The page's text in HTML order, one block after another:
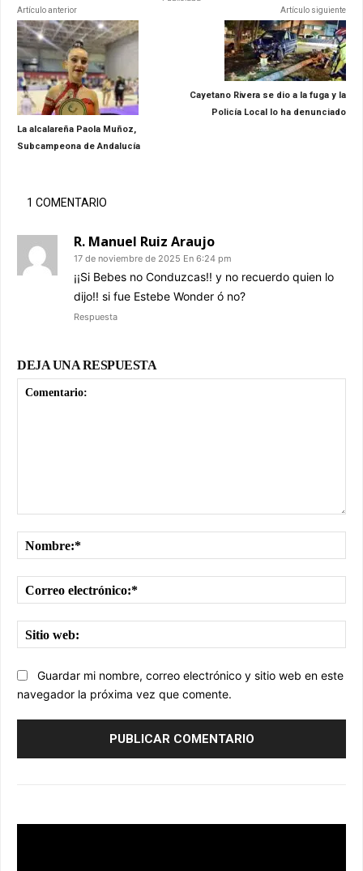
Artículo anterior
La alcalareña Paola Muñoz,
Subcampeona de Andalucía
Artículo siguiente
Cayetano Rivera se dio a la fuga y la
Policía Local lo ha denunciado
1 COMENTARIO
R. Manuel Ruiz Araujo
17 de noviembre de 2025 En 6:24 pm
¡¡Si Bebes no Conduzcas!! y no recuerdo quien lo
dijo!! si fue Estebe Wonder ó no?
Respuesta
DEJA UNA RESPUESTA
Guardar mi nombre, correo electrónico y sitio web en este
navegador la próxima vez que comente.